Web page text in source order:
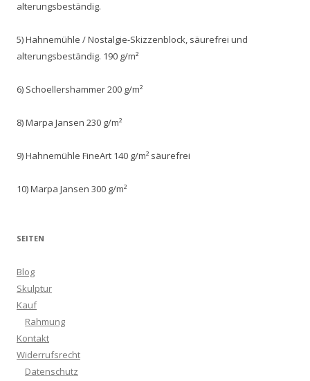
alterungsbeständig.
5) Hahnemühle / Nostalgie-Skizzenblock, säurefrei und
alterungsbeständig. 190 g/m²
6) Schoellershammer 200 g/m²
8) Marpa Jansen 230 g/m²
9) Hahnemühle FineArt 140 g/m² säurefrei
10) Marpa Jansen 300 g/m²
SEITEN
Blog
Skulptur
Kauf
Rahmung
Kontakt
Widerrufsrecht
Datenschutz